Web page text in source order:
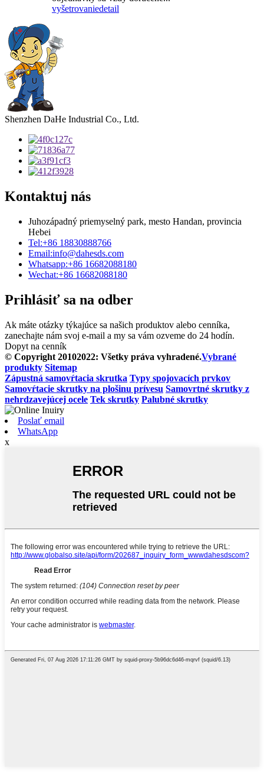
vyšetrovaniedetail
Shenzhen DaHe Industrial Co., Ltd.
Kontaktuj nás
Juhozápadný priemyselný park, mesto Handan, provincia
Hebei
Tel:+86 18830888766
Email:info@dahesds.com
Whatsapp:+86 16682088180
Wechat:+86 16682088180
Prihlásiť sa na odber
Ak máte otázky týkajúce sa našich produktov alebo cenníka,
zanechajte nám svoj e-mail a my sa vám ozveme do 24 hodín.
Dopyt na cenník
© Copyright 20102022: Všetky práva vyhradené.Vybrané
produkty Sitemap
Zápustná samovŕtacia skrutka Typy spojovacích prvkov
Samovŕtacie skrutky na plošinu prívesu Samovrtné skrutky z
nehrdzavejúcej ocele Tek skrutky Palubné skrutky
Poslať email
WhatsApp
x